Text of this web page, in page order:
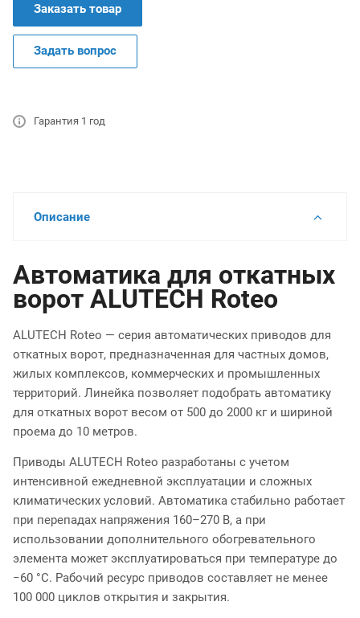
Заказать товар
Задать вопрос
Гарантия 1 год
Описание
Автоматика для откатных
ворот ALUTECH Roteo
ALUTECH Roteo — серия автоматических приводов для
откатных ворот, предназначенная для частных домов,
жилых комплексов, коммерческих и промышленных
территорий. Линейка позволяет подобрать автоматику
для откатных ворот весом от 500 до 2000 кг и шириной
проема до 10 метров.
Приводы ALUTECH Roteo разработаны с учетом
интенсивной ежедневной эксплуатации и сложных
климатических условий. Автоматика стабильно работает
при перепадах напряжения 160–270 В, а при
использовании дополнительного обогревательного
элемента может эксплуатироваться при температуре до
−60 °C. Рабочий ресурс приводов составляет не менее
100 000 циклов открытия и закрытия.